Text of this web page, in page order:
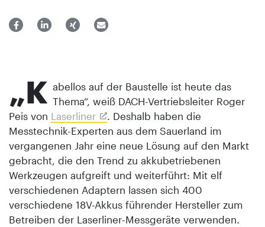
„K abellos auf der Baustelle ist heute das
Thema“, weiß DACH-Vertriebsleiter Roger
Peis von Laserliner
. Deshalb haben die
Messtechnik-Experten aus dem Sauerland im
vergangenen Jahr eine neue Lösung auf den Markt
gebracht, die den Trend zu akkubetriebenen
Werkzeugen aufgreift und weiterführt: Mit elf
verschiedenen Adaptern lassen sich 400
verschiedene 18V-Akkus führender Hersteller zum
Betreiben der Laserliner-Messgeräte verwenden.